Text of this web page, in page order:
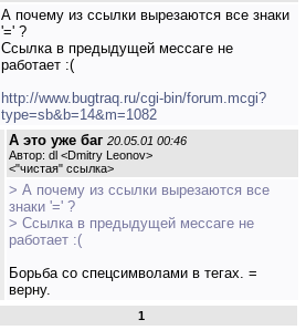
А почему из ссылки вырезаются все знаки
'=' ?
Ссылка в предыдущей мессаге не
работает :(
http://www.bugtraq.ru/cgi-bin/forum.mcgi?
type=sb&b=14&m=1082
А это уже баг 20.05.01 00:46
Автор: dl <Dmitry Leonov>
<"чистая" ссылка>
> А почему из ссылки вырезаются все
знаки '=' ?
> Ссылка в предыдущей мессаге не
работает :(
Борьба со спецсимволами в тегах. =
верну.
1